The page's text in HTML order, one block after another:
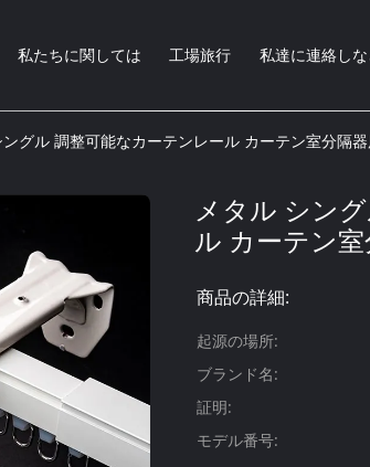
私たちに関しては 工場旅行 私達に連絡し
ングル 調整可能なカーテンレール カーテン室分隔
メタル シン
ル カーテン
商品の詳細:
起源の場所:
ブランド名:
証明:
モデル番号: